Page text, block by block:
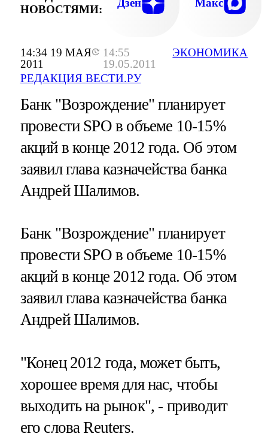
14:34 19 МАЯ
2011
14:55
19.05.2011
РЕДАКЦИЯ ВЕСТИ.РУ
ЭКОНОМИКА
НОВОСТЯМИ:
Дзен Макс
Банк "Возрождение" планирует
провести SPO в объеме 10-15%
акций в конце 2012 года. Об этом
заявил глава казначейства банка
Андрей Шалимов.
Банк "Возрождение" планирует
провести SPO в объеме 10-15%
акций в конце 2012 года. Об этом
заявил глава казначейства банка
Андрей Шалимов.
"Конец 2012 года, может быть,
хорошее время для нас, чтобы
выходить на рынок", - приводит
его слова Reuters.